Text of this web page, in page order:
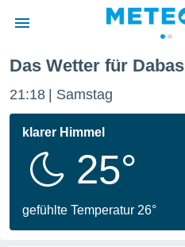
wurde
dass
sind.
diese
Das Wetter für Dabas
21:18 Samstag
klarer Himmel
25°
gefühlte Temperatur 26°